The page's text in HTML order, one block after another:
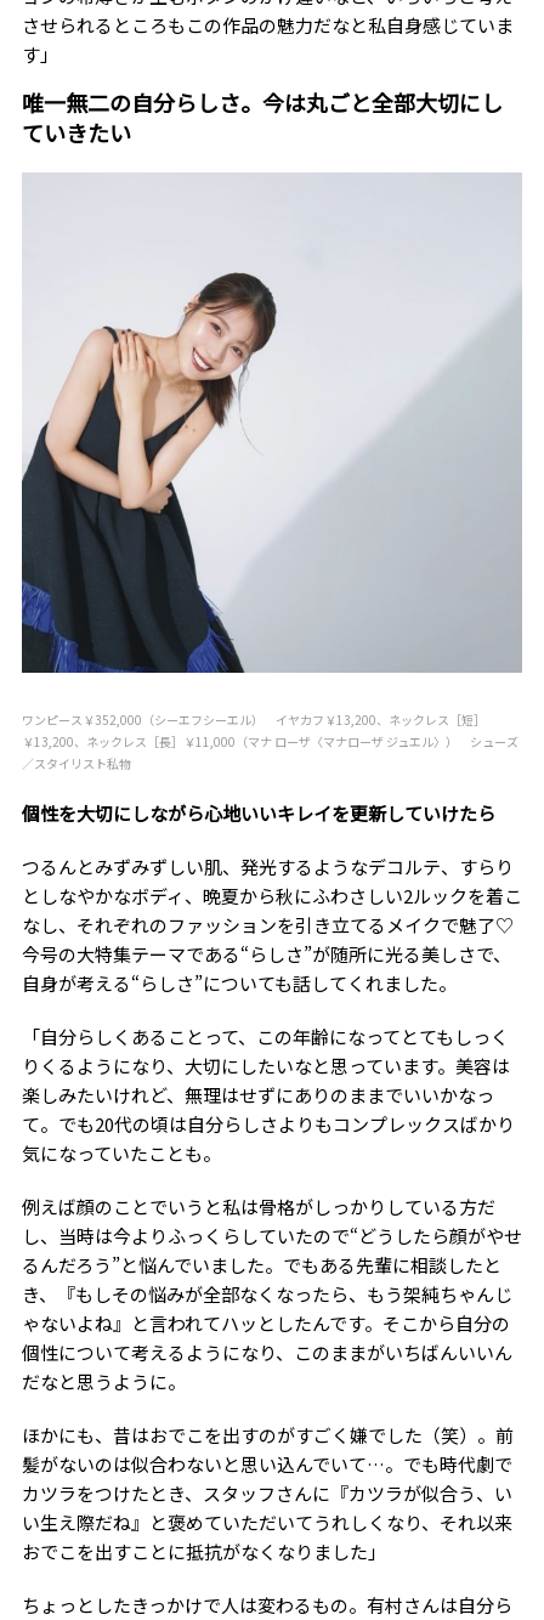
させられるところもこの作品の魅力だなと私自身感じていま
す」
唯一無二の自分らしさ。今は丸ごと全部大切にし
ていきたい
ワンピース￥352,000（シーエフシーエル） イヤカフ￥13,200、ネックレス［短］
￥13,200、ネックレス［長］￥11,000（マナ ローザ〈マナローザ ジュエル〉） シューズ
／スタイリスト私物
個性を大切にしながら心地いいキレイを更新していけたら
つるんとみずみずしい肌、発光するようなデコルテ、すらり
としなやかなボディ、晩夏から秋にふわさしい2ルックを着こ
なし、それぞれのファッションを引き立てるメイクで魅了♡
今号の大特集テーマである“らしさ”が随所に光る美しさで、
自身が考える“らしさ”についても話してくれました。
「自分らしくあることって、この年齢になってとてもしっく
りくるようになり、大切にしたいなと思っています。美容は
楽しみたいけれど、無理はせずにありのままでいいかなっ
て。でも20代の頃は自分らしさよりもコンプレックスばかり
気になっていたことも。
例えば顔のことでいうと私は骨格がしっかりしている方だ
し、当時は今よりふっくらしていたので“どうしたら顔がやせ
るんだろう”と悩んでいました。でもある先輩に相談したと
き、『もしその悩みが全部なくなったら、もう架純ちゃんじ
ゃないよね』と言われてハッとしたんです。そこから自分の
個性について考えるようになり、このままがいちばんいいん
だなと思うように。
ほかにも、昔はおでこを出すのがすごく嫌でした（笑）。前
髪がないのは似合わないと思い込んでいて…。でも時代劇で
カツラをつけたとき、スタッフさんに『カツラが似合う、い
い生え際だね』と褒めていただいてうれしくなり、それ以来
おでこを出すことに抵抗がなくなりました」
ちょっとしたきっかけで人は変わるもの。有村さんは自分ら